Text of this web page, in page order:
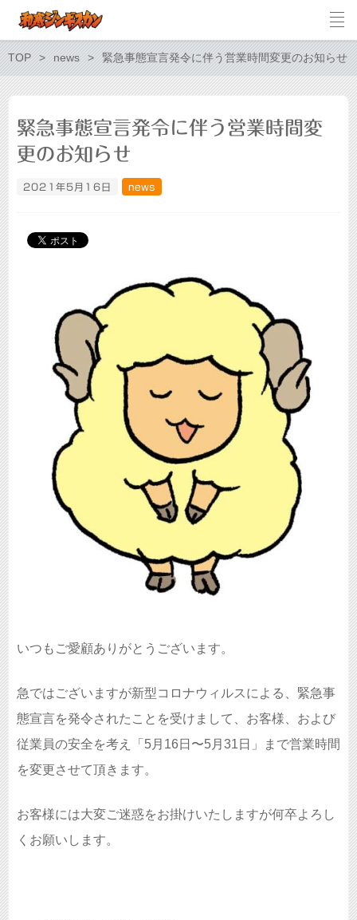
TOP news 緊急事態宣言発令に伴う営業時間変更のお知らせ
緊急事態宣言発令に伴う営業時間変
更のお知らせ
2021年5月16日 news
いつもご愛顧ありがとうございます。
急ではございますが新型コロナウィルスによる、緊急事
態宣言を発令されたことを受けまして、お客様、および
従業員の安全を考え「5月16日〜5月31日」まで営業時間
を変更させて頂きます。
お客様には大変ご迷惑をお掛けいたしますが何卒よろし
くお願いします。